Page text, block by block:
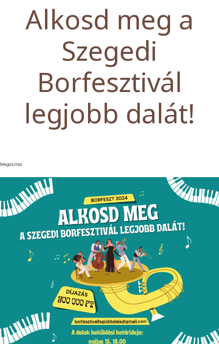
Alkosd meg a
Szegedi
Borfesztivál
legjobb dalát!
Megosztás